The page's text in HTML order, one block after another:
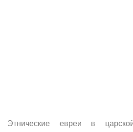
Этнические евреи в